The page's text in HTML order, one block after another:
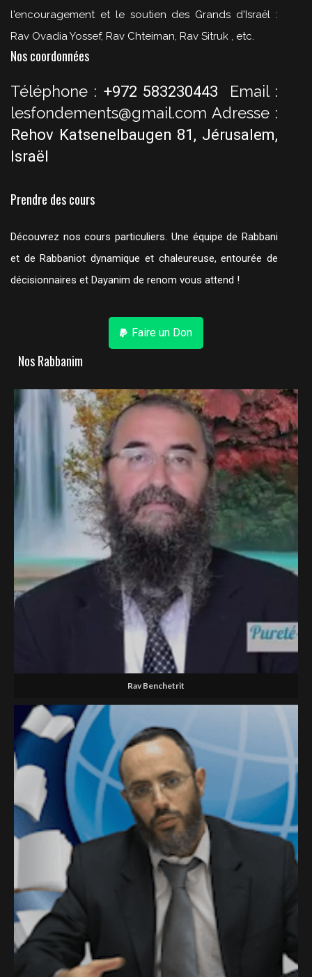
l'encouragement et le soutien des Grands d'Israël :
Rav Ovadia Yossef, Rav Chteiman, Rav Sitruk , etc.
Nos coordonnées
Téléphone : +972 583230443 Email :
lesfondements@gmail.com Adresse :
Rehov Katsenelbaugen 81, Jérusalem,
Israël
Prendre des cours
Découvrez nos cours particuliers. Une équipe de Rabbani
et de Rabbaniot dynamique et chaleureuse, entourée de
décisionnaires et Dayanim de renom vous attend !
Faire un Don
Nos Rabbanim
Rav Benchetrit